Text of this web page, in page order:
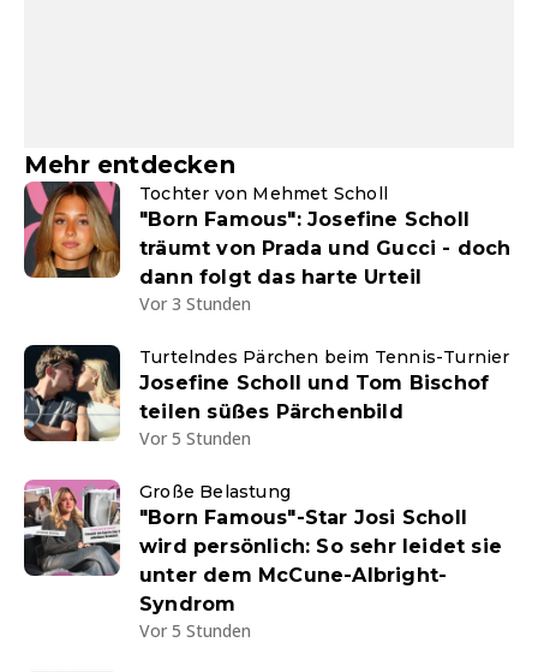
Mehr entdecken
Tochter von Mehmet Scholl
"Born Famous": Josefine Scholl
träumt von Prada und Gucci - doch
dann folgt das harte Urteil
Vor 3 Stunden
Turtelndes Pärchen beim Tennis-Turnier
Josefine Scholl und Tom Bischof
teilen süßes Pärchenbild
Vor 5 Stunden
Große Belastung
"Born Famous"-Star Josi Scholl
wird persönlich: So sehr leidet sie
unter dem McCune-Albright-
Syndrom
Vor 5 Stunden